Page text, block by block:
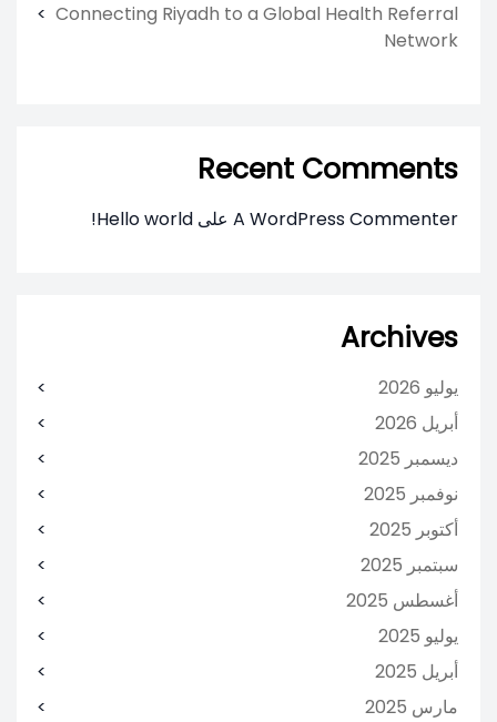
Connecting Riyadh to a Global Health Referral
Network
Recent Comments
A WordPress Commenter على Hello world!
Archives
يوليو 2026
أبريل 2026
ديسمبر 2025
نوفمبر 2025
أكتوبر 2025
سبتمبر 2025
أغسطس 2025
يوليو 2025
أبريل 2025
مارس 2025